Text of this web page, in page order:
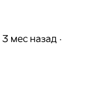
3 мес назад ·